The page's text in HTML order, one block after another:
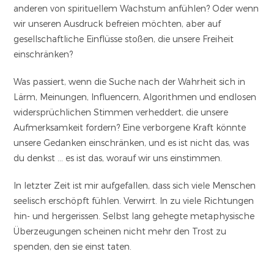
anderen von spirituellem Wachstum anfühlen? Oder wenn
wir unseren Ausdruck befreien möchten, aber auf
gesellschaftliche Einflüsse stoßen, die unsere Freiheit
einschränken?
Was passiert, wenn die Suche nach der Wahrheit sich in
Lärm, Meinungen, Influencern, Algorithmen und endlosen
widersprüchlichen Stimmen verheddert, die unsere
Aufmerksamkeit fordern? Eine verborgene Kraft könnte
unsere Gedanken einschränken, und es ist nicht das, was
du denkst … es ist das, worauf wir uns einstimmen.
In letzter Zeit ist mir aufgefallen, dass sich viele Menschen
seelisch erschöpft fühlen. Verwirrt. In zu viele Richtungen
hin- und hergerissen. Selbst lang gehegte metaphysische
Überzeugungen scheinen nicht mehr den Trost zu
spenden, den sie einst taten.